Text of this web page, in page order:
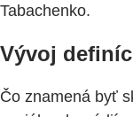
Tabachenko.
Vývoj
Čo znamená byť